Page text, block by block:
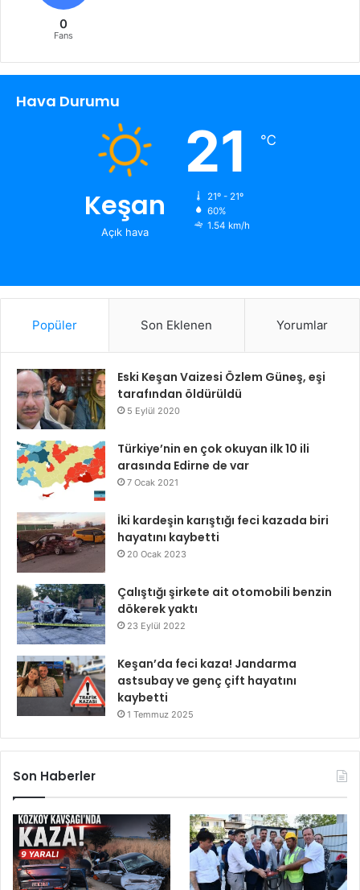
0
Fans
Hava Durumu
Keşan
Açık hava
21 ℃
21º - 21º
60%
1.54 km/h
Popüler Son Eklenen Yorumlar
Eski Keşan Vaizesi Özlem Güneş, eşi
tarafından öldürüldü
5 Eylül 2020
Türkiye’nin en çok okuyan ilk 10 ili
arasında Edirne de var
7 Ocak 2021
İki kardeşin karıştığı feci kazada biri
hayatını kaybetti
20 Ocak 2023
Çalıştığı şirkete ait otomobili benzin
dökerek yaktı
23 Eylül 2022
Keşan’da feci kaza! Jandarma
astsubay ve genç çift hayatını
kaybetti
1 Temmuz 2025
Son Haberler